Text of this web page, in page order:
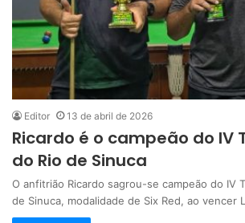
Editor 13 de abril de 2026
Ricardo é o campeão do IV
do Rio de Sinuca
O anfitrião Ricardo sagrou-se campeão do IV
de Sinuca, modalidade de Six Red, ao vencer